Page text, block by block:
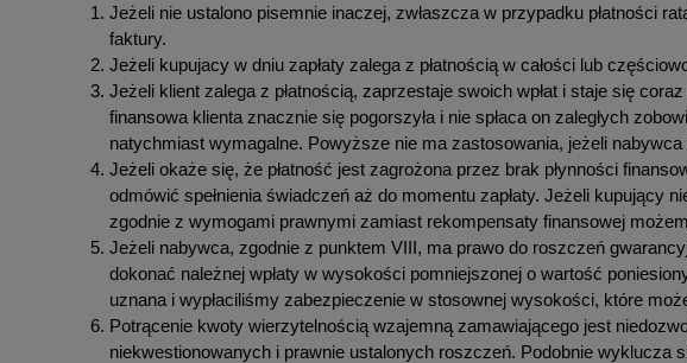
Jeżeli nie ustalono pisemnie inaczej, zwłaszcza w przypadku płatności
faktury.
Jeżeli kupujacy w dniu zapłaty zalega z płatnością w całości lub
Jeżeli klient zalega z płatnością, zaprzestaje swoich wpłat i staje się
finansowa klienta znacznie się pogorszyła i nie spłaca on zaległych
natychmiast wymagalne. Powyższe nie ma zastosowania, jeżeli
Jeżeli okaże się, że płatność jest zagrożona przez brak płynności
odmówić spełnienia świadczeń aż do momentu zapłaty. Jeżeli kupujący
zgodnie z wymogami prawnymi zamiast rekompensaty finansowej
Jeżeli nabywca, zgodnie z punktem VIII, ma prawo do roszczeń
dokonać należnej wpłaty w wysokości pomniejszonej o wartość
uznana i wypłaciliśmy zabezpieczenie w stosownej wysokości, które
Potrącenie kwoty wierzytelnością wzajemną zamawiającego jest
niekwestionowanych i prawnie ustalonych roszczeń. Podobnie wyklucza